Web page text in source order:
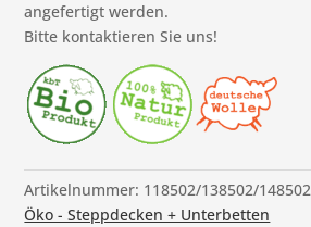
angefertigt werden.
Bitte kontaktieren Sie uns!
Artikelnummer: 118502/138502/
Öko - Steppdecken + Unterbetten